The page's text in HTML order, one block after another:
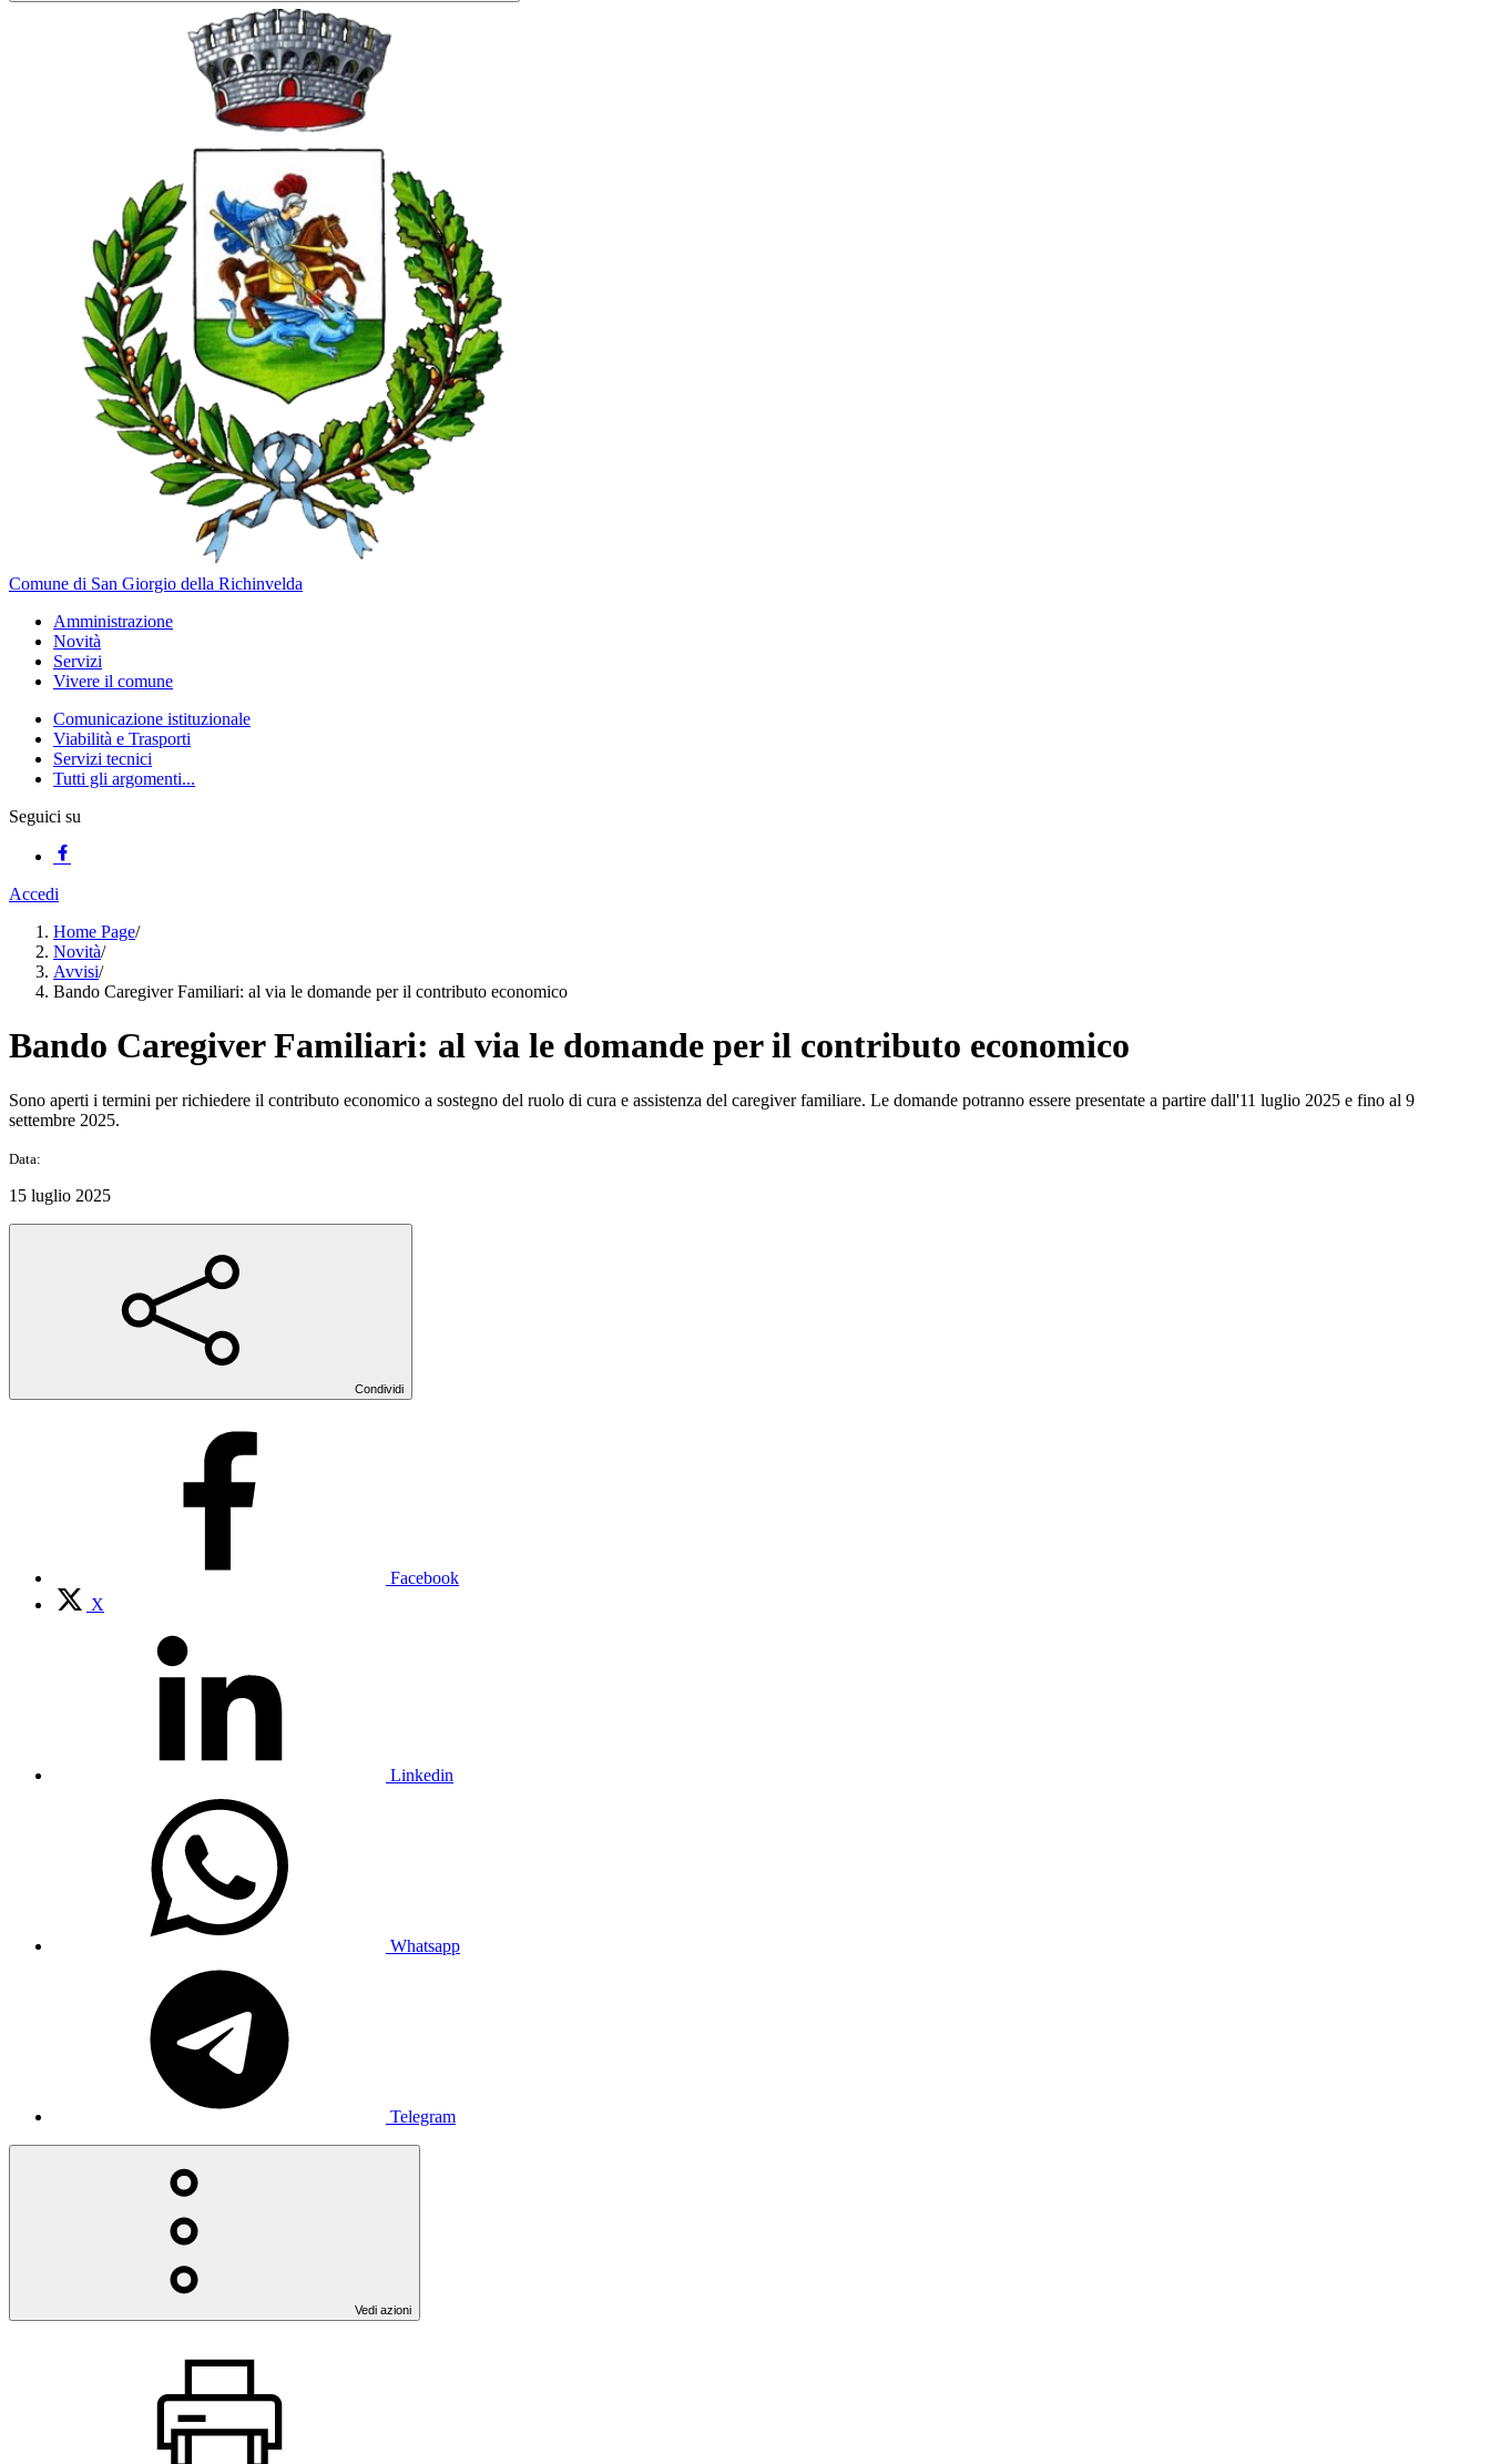
Comune di San Giorgio della Richinvelda
Amministrazione
Novità
Servizi
Vivere il comune
Comunicazione istituzionale
Viabilità e Trasporti
Servizi tecnici
Tutti gli argomenti...
Seguici su
Accedi
Home Page/
Novità/
Avvisi/
Bando Caregiver Familiari: al via le domande per il contributo economico
Bando Caregiver Familiari: al via le domande per il contributo economico
Sono aperti i termini per richiedere il contributo economico a sostegno del ruolo di cura e assistenza del caregiver familiare. Le domande potranno essere presentate a partire dall'11 luglio 2025 e fino al 9
settembre 2025.
Data:
15 luglio 2025
Condividi
Facebook
X
Linkedin
Whatsapp
Telegram
Vedi azioni